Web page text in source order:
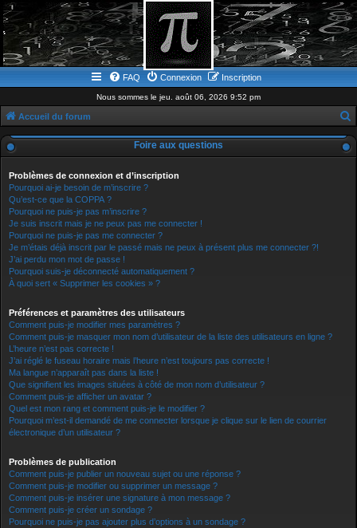
FAQ Connexion Inscription
Nous sommes le jeu. août 06, 2026 9:52 pm
Accueil du forum
e
Foire aux questions
Problèmes de connexion et d’inscription
Pourquoi ai-je besoin de m’inscrire ?
Qu’est-ce que la COPPA ?
Pourquoi ne puis-je pas m’inscrire ?
Je suis inscrit mais je ne peux pas me connecter !
Pourquoi ne puis-je pas me connecter ?
Je m’étais déjà inscrit par le passé mais ne peux à présent plus me connecter ?!
J’ai perdu mon mot de passe !
Pourquoi suis-je déconnecté automatiquement ?
À quoi sert « Supprimer les cookies » ?
Préférences et paramètres des utilisateurs
Comment puis-je modifier mes paramètres ?
Comment puis-je masquer mon nom d’utilisateur de la liste des utilisateurs en ligne ?
L’heure n’est pas correcte !
J’ai réglé le fuseau horaire mais l’heure n’est toujours pas correcte !
Ma langue n’apparaît pas dans la liste !
Que signifient les images situées à côté de mon nom d’utilisateur ?
Comment puis-je afficher un avatar ?
Quel est mon rang et comment puis-je le modifier ?
Pourquoi m’est-il demandé de me connecter lorsque je clique sur le lien de courrier
électronique d’un utilisateur ?
Problèmes de publication
Comment puis-je publier un nouveau sujet ou une réponse ?
Comment puis-je modifier ou supprimer un message ?
Comment puis-je insérer une signature à mon message ?
Comment puis-je créer un sondage ?
Pourquoi ne puis-je pas ajouter plus d’options à un sondage ?